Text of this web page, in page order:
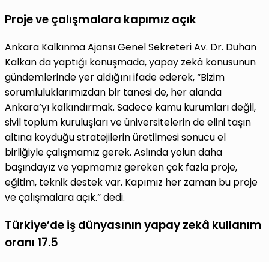
Proje ve çalışmalara kapımız açık
Ankara Kalkınma Ajansı Genel Sekreteri Av. Dr. Duhan
Kalkan da yaptığı konuşmada, yapay zekâ konusunun
gündemlerinde yer aldığını ifade ederek, “Bizim
sorumluluklarımızdan bir tanesi de, her alanda
Ankara’yı kalkındırmak. Sadece kamu kurumları değil,
sivil toplum kuruluşları ve üniversitelerin de elini taşın
altına koyduğu stratejilerin üretilmesi sonucu el
birliğiyle çalışmamız gerek. Aslında yolun daha
başındayız ve yapmamız gereken çok fazla proje,
eğitim, teknik destek var. Kapımız her zaman bu proje
ve çalışmalara açık.” dedi.
Türkiye’de iş dünyasının yapay zekâ kullanım
oranı 17.5